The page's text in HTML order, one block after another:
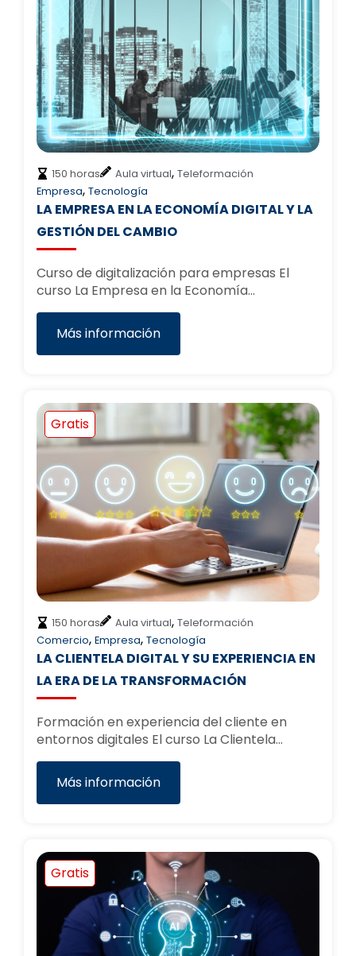
150 horas Aula virtual, Teleformación
Empresa, Tecnología
LA EMPRESA EN LA ECONOMÍA DIGITAL Y LA
GESTIÓN DEL CAMBIO
Curso de digitalización para empresas El
curso La Empresa en la Economía…
Más información
Gratis
150 horas Aula virtual, Teleformación
Comercio, Empresa, Tecnología
LA CLIENTELA DIGITAL Y SU EXPERIENCIA EN
LA ERA DE LA TRANSFORMACIÓN
Formación en experiencia del cliente en
entornos digitales El curso La Clientela…
Más información
Gratis